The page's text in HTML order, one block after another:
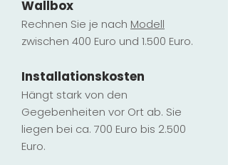
Wallbox
Rechnen Sie je nach Modell
zwischen 400 Euro und 1.500 Euro.
Installationskosten
Hängt stark von den
Gegebenheiten vor Ort ab. Sie
liegen bei ca. 700 Euro bis 2.500
Euro.